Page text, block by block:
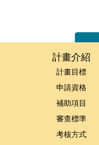
計畫介紹
計畫目標
申請資格
補助項目
審查標準
考核方式